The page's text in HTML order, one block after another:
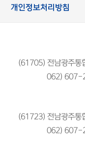
개인정보처리방침
(61705) 전남광주통
062) 607-
(61723) 전남광주통
062) 607-